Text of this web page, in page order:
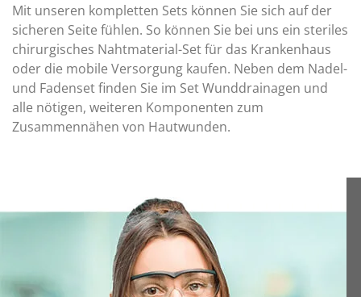
Mit unseren kompletten Sets können Sie sich auf der
sicheren Seite fühlen. So können Sie bei uns ein steriles
chirurgisches Nahtmaterial-Set für das Krankenhaus
oder die mobile Versorgung kaufen. Neben dem Nadel-
und Fadenset finden Sie im Set Wunddrainagen und
alle nötigen, weiteren Komponenten zum
Zusammennähen von Hautwunden.